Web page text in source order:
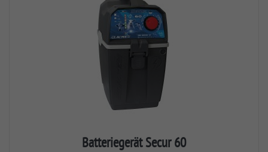
Batteriegerät Secur 60